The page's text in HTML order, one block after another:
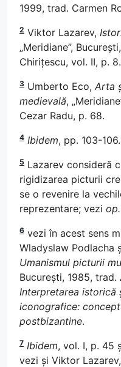
1999, trad. Carmen
2 Viktor Lazarev,
„Meridiane”,
Chirițescu, vol. II, p. 8.
3 Umberto Eco, Arta
medievală,
Cezar Radu, p. 68.
4 Ibidem, pp. 103-106.
5 Lazarev consideră
rigidizarea picturii
se o revenire la
reprezentare; vezi
6 vezi în acest sens
Wladyslaw Podlacha
Umanismul picturii
București, 1985, trad.
Interpretarea istorică
iconografice:
postbizantine.
7 Ibidem, vol. I, p. 45
vezi și Viktor Lazarev,